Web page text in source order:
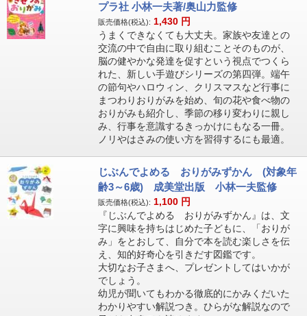
プラ社 小林一夫著/奥山力監修
販売価格(税込): 1,430 円
うまくできなくても大丈夫。家族や友達との
交流の中で自由に取り組むことそのものが、
脳の健やかな発達を促すという視点でつくら
れた、新しい手遊びシリーズの第四弾。端午
の節句やハロウィン、クリスマスなど行事に
まつわりおりがみを始め、旬の花や食べ物の
おりがみも紹介し、季節の移り変わりに親し
み、行事を意識するきっかけにもなる一冊。
ノリやはさみの使い方を習得するにも最適。
じぶんでよめる おりがみずかん (対象年
齢3～6歳) 成美堂出版 小林一夫監修
販売価格(税込): 1,100 円
『じぶんでよめる おりがみずかん』は、文
字に興味を持ちはじめた子どもに、「おりが
み」をとおして、自分で本を読む楽しさを伝
え、知的好奇心を引きだす図鑑です。
大切なお子さまへ、プレゼントしてはいかが
でしょう。
幼児が聞いてもわかる徹底的にかみくだいた
わかりやすい解説つき。ひらがな解説なので